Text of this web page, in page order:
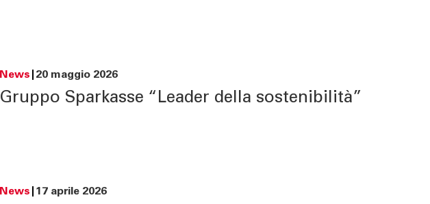
News 20 maggio 2026
Gruppo Sparkasse “Leader della sostenibilità”
News 17 aprile 2026